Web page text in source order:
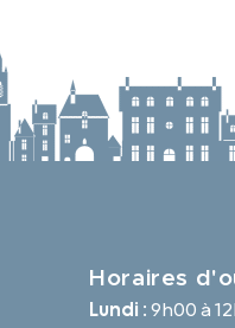
Horaires
Lundi :9h00 à